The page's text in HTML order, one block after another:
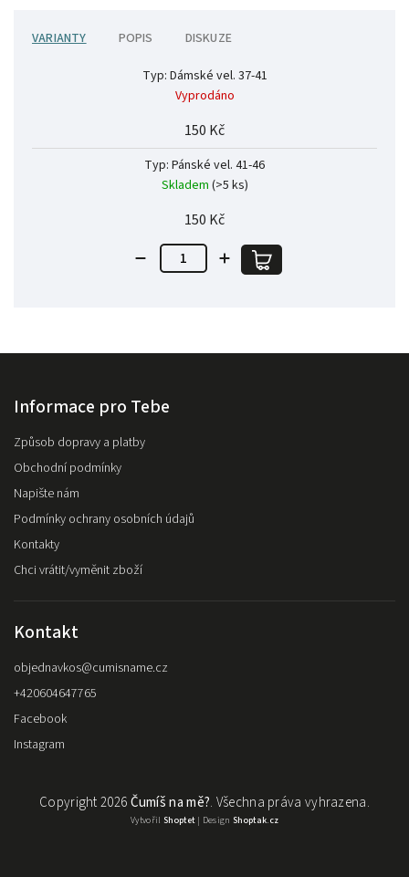
VARIANTY POPIS DISKUZE
Typ: Dámské vel. 37-41
Vyprodáno
150 Kč
Typ: Pánské vel. 41-46
Skladem (>5 ks)
150 Kč
Informace pro Tebe
Způsob dopravy a platby
Obchodní podmínky
Napište nám
Podmínky ochrany osobních údajů
Kontakty
Chci vrátit/vyměnit zboží
Kontakt
objednavkos@cumisname.cz
+420604647765
Facebook
Instagram
Copyright 2026Čumíš na mě?. Všechna práva vyhrazena.
Vytvořil Shoptet| Design Shoptak.cz